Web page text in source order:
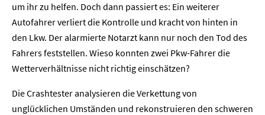
um ihr zu helfen. Doch dann passiert es: Ein weiterer
Autofahrer verliert die Kontrolle und kracht von hinten in
den Lkw. Der alarmierte Notarzt kann nur noch den Tod des
Fahrers feststellen. Wieso konnten zwei Pkw-Fahrer die
Wetterverhältnisse nicht richtig einschätzen?
Die Crashtester analysieren die Verkettung von
unglücklichen Umständen und rekonstruieren den schweren